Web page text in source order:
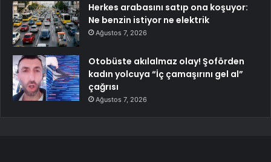
Herkes arabasını satıp ona koşuyor:
Ne benzin istiyor ne elektrik
Ağustos 7, 2026
Otobüste akılalmaz olay! Şoförden
kadın yolcuya “İç çamaşırını gel al”
çağrısı
Ağustos 7, 2026